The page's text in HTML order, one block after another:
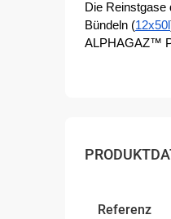
Die Reinstgase
Bündeln (12x50l
ALPHAGAZ™
Referenz